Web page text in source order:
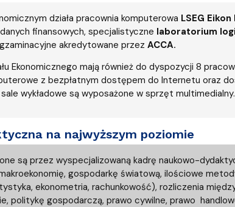
działa pracownia komputerowa LSEG Eikon
finansowych, specjalistyczne laboratorium
akredytowane przezACCA.
Ekonomicznego mają również do dyspozycji 8
z bezpłatnym dostępem do Internetu oraz
wykładowe są wyposażone w sprzęt multimedialny.
na najwyższym poziomie
są przez wyspecjalizowaną kadrę naukowo-
gospodarkę światową, ilościowe
ekonometria, rachunkowość), rozliczenia
politykę gospodarczą, prawo cywilne, prawo